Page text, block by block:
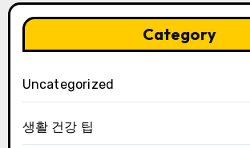
Category
Uncategorized
생활 건강 팁